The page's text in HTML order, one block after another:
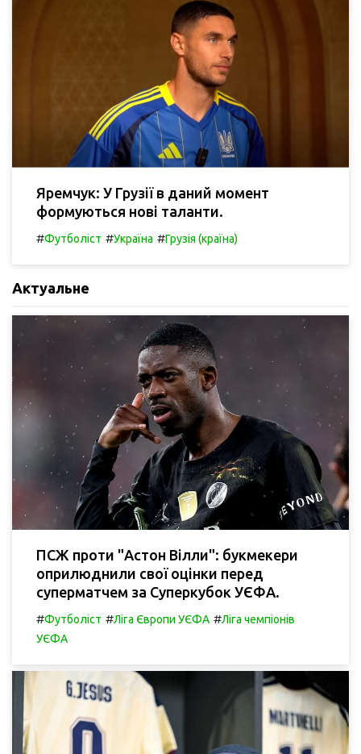
Яремчук: У Грузії в даний момент
формуються нові таланти.
#Футболіст #Україна #Грузія (країна)
Актуальне
ПСЖ проти "Астон Вілли": букмекери
оприлюднили свої оцінки перед
суперматчем за Суперкубок УЄФА.
#Футболіст #Ліга Європи УЄФА #Ліга чемпіонів
УЄФА